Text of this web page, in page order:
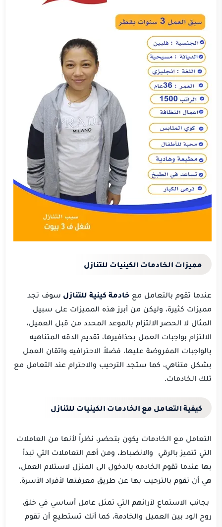
مميزات الخادمات الكينيات للتنازل
عندما تقوم بالتعامل مع خادمة كينية للتنازل سوف تجد
مميزات كثيرة، وليكن من أبرز هذه المميزات على سبيل
المثال لا الحصر الالتزام بالموعد المحدد من قبل العميل،
الالتزام بواجبات العمل بحذافيرها، تقديم الدقه المتناهيه
بالواجبات المفروضة عليها، فضلاً الاحترافيه واتقان العمل
بشكل متناهي، كما ستجد الترحيب والاحترام عند التعامل مع
تلك الخادمات.
كيفية التعامل مع الخادمات الكينيات للتنازل
التعامل مع الخادمات يكون بتحضر، نظراً لأنها من العاملات
التي تتميز بالرقي والانضباط، ومن أهم التعاملات التي تبدأ
بها عندما تقوم الخادمه بالدخول الى المنزل لاستلام العمل،
هي أن تقوم بالترحيب بها عن طريق معرفتها لأفراد الأسرة.
بجانب الاستماع لآرائهم التي تمثل عامل أساسي في خلق
روح الود بين العميل والخادمة، كما أنك تستطيع أن تقوم